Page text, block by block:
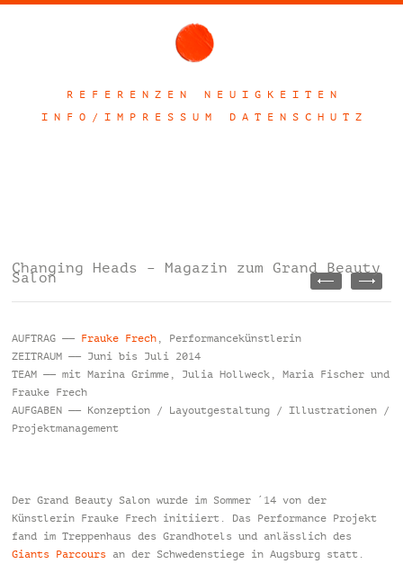
R E F E R E N Z E N
N E U I G K E I T E N
I N F O / I M P R E S S U M
D A T E N S C H U T Z
Changing Heads – Magazin zum Grand Beauty
Salon
AUFTRAG —— Frauke Frech , Performancekünstlerin
ZEITRAUM —— Juni bis Juli 2014
TEAM —— mit Marina Grimme, Julia Hollweck, Maria Fischer und
Frauke Frech
AUFGABEN —— Konzeption / Layoutgestaltung / Illustrationen /
Projektmanagement
Der Grand Beauty Salon wurde im Sommer ´14 von der
Künstlerin Frauke Frech initiiert. Das Performance Projekt
fand im Treppenhaus des Grandhotels und anlässlich des
Giants Parcours an der Schwedenstiege in Augsburg statt.